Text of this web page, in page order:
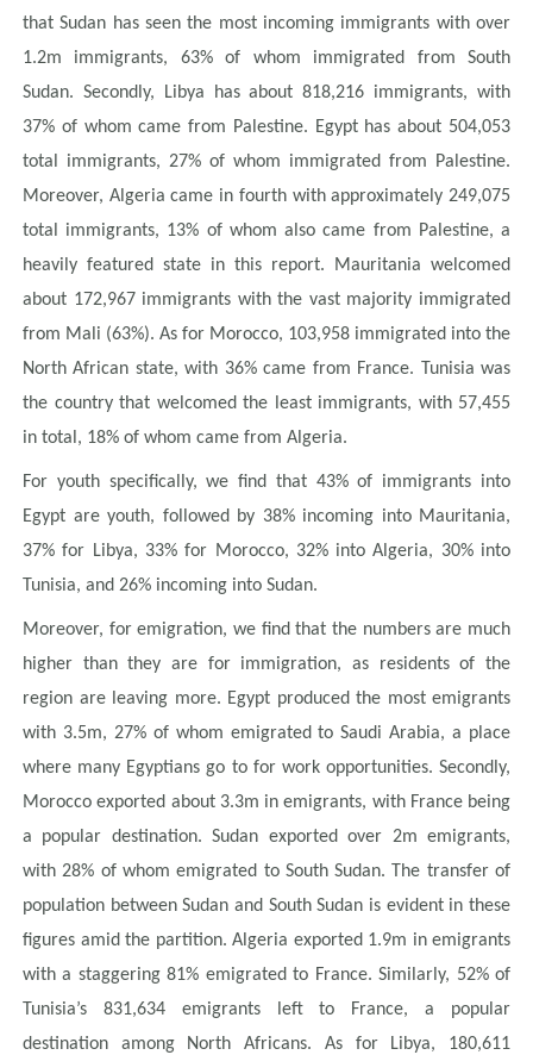
that Sudan has seen the most incoming immigrants with over
1.2m immigrants, 63% of whom immigrated from South
Sudan. Secondly, Libya has about 818,216 immigrants, with
37% of whom came from Palestine. Egypt has about 504,053
total immigrants, 27% of whom immigrated from Palestine.
Moreover, Algeria came in fourth with approximately 249,075
total immigrants, 13% of whom also came from Palestine, a
heavily featured state in this report. Mauritania welcomed
about 172,967 immigrants with the vast majority immigrated
from Mali (63%). As for Morocco, 103,958 immigrated into the
North African state, with 36% came from France. Tunisia was
the country that welcomed the least immigrants, with 57,455
in total, 18% of whom came from Algeria.
For youth specifically, we find that 43% of immigrants into
Egypt are youth, followed by 38% incoming into Mauritania,
37% for Libya, 33% for Morocco, 32% into Algeria, 30% into
Tunisia, and 26% incoming into Sudan.
Moreover, for emigration, we find that the numbers are much
higher than they are for immigration, as residents of the
region are leaving more. Egypt produced the most emigrants
with 3.5m, 27% of whom emigrated to Saudi Arabia, a place
where many Egyptians go to for work opportunities. Secondly,
Morocco exported about 3.3m in emigrants, with France being
a popular destination. Sudan exported over 2m emigrants,
with 28% of whom emigrated to South Sudan. The transfer of
population between Sudan and South Sudan is evident in these
figures amid the partition. Algeria exported 1.9m in emigrants
with a staggering 81% emigrated to France. Similarly, 52% of
Tunisia’s 831,634 emigrants left to France, a popular
destination among North Africans. As for Libya, 180,611